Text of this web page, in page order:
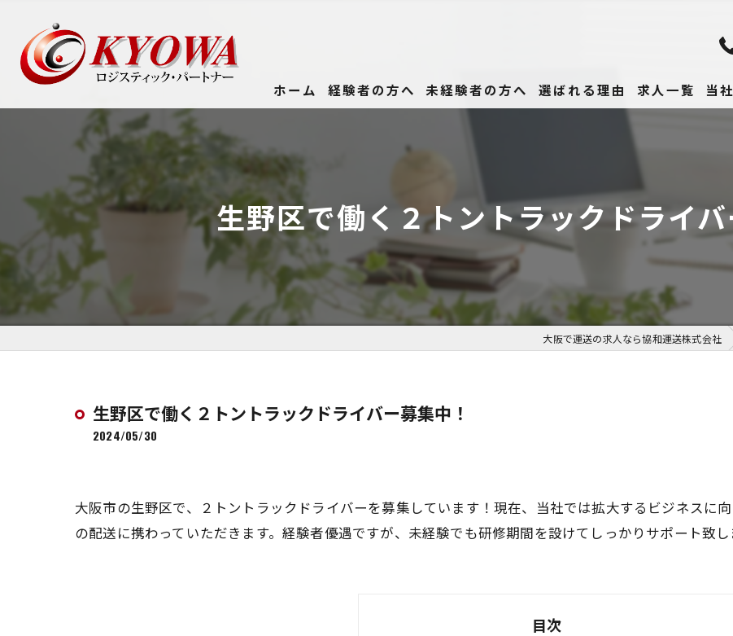
ホーム 経験者の方へ 未経験者の方へ 選ばれる理由 求人一覧 当
高
生野区で働く２トントラックドライバ
大阪で運送の求人なら協和運送株式会社
生野区で働く２トントラックドライバー募集中！
2024/05/30
大阪市の生野区で、２トントラックドライバーを募集しています！現在、当社では拡大するビジネスに
の配送に携わっていただきます。経験者優遇ですが、未経験でも研修期間を設けてしっかりサポート致
目次